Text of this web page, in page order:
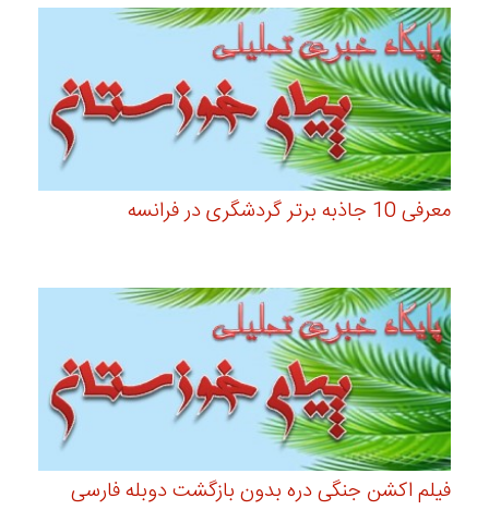
معرفی 10 جاذبه برتر گردشگری در فرانسه
فیلم اکشن جنگی دره بدون بازگشت دوبله فارسی